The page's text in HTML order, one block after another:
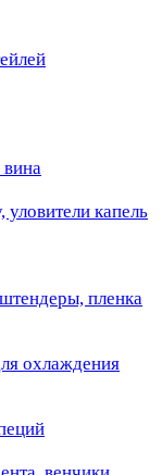
уловители капель
пленка
охлаждения